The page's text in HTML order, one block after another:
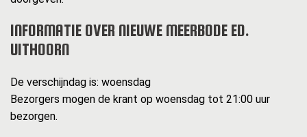
INFORMATIE OVER NIEUWE MEERBODE ED.
UITHOORN
De verschijndag is: woensdag
Bezorgers mogen de krant op woensdag tot 21:00 uur
bezorgen.